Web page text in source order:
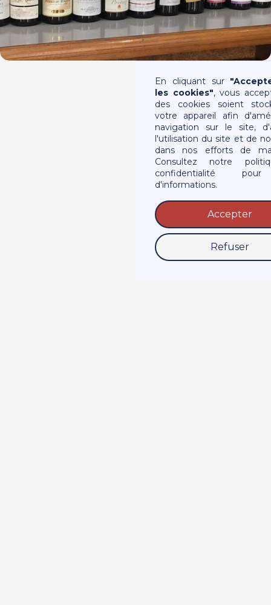
En cliquant sur
les cookies", vous
des cookies soient
votre appareil afin
navigation sur le site,
l'utilisation du site et de
dans nos efforts de
Consultez notre
confidentialité
d'informations.
Refuser
Accepter